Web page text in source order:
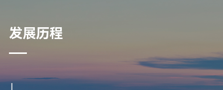
发展历程